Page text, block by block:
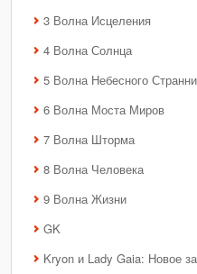
3 Волна Исцеления
4 Волна Солнца
5 Волна Небесного
6 Волна Моста Миров
7 Волна Шторма
8 Волна Человека
9 Волна Жизни
GK
Kryon и Lady Gaia: Новое